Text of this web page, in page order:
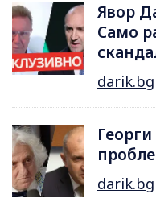
Явор
Само
darik.bg
darik.bg